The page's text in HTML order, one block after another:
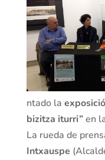
ntado la
bizitza iturri”en
La rueda de
Intxauspe